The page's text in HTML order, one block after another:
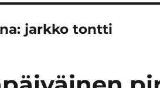
jarkko tontti